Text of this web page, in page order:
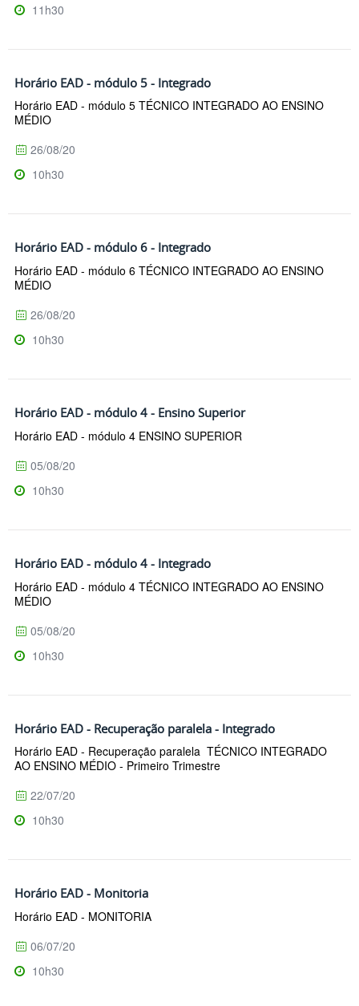
11h30
Horário EAD - módulo 5 - Integrado
Horário EAD - módulo 5 TÉCNICO INTEGRADO AO ENSINO
MÉDIO
26/08/20
10h30
Horário EAD - módulo 6 - Integrado
Horário EAD - módulo 6 TÉCNICO INTEGRADO AO ENSINO
MÉDIO
26/08/20
10h30
Horário EAD - módulo 4 - Ensino Superior
Horário EAD - módulo 4 ENSINO SUPERIOR
05/08/20
10h30
Horário EAD - módulo 4 - Integrado
Horário EAD - módulo 4 TÉCNICO INTEGRADO AO ENSINO
MÉDIO
05/08/20
10h30
Horário EAD - Recuperação paralela - Integrado
Horário EAD - Recuperação paralela TÉCNICO INTEGRADO
AO ENSINO MÉDIO - Primeiro Trimestre
22/07/20
10h30
Horário EAD - Monitoria
Horário EAD - MONITORIA
06/07/20
10h30